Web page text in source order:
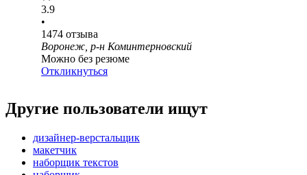
3.9
•
1474 отзыва
Воронеж, р-н Коминтерновский
Можно без резюме
Откликнуться
Другие пользователи ищут
дизайнер-верстальщик
макетчик
наборщик текстов